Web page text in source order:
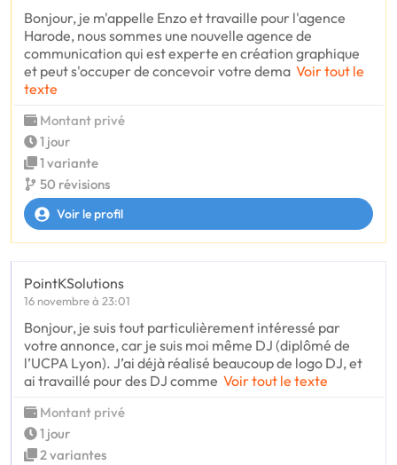
Bonjour, je m'appelle Enzo et travaille pour l'agence
Harode, nous sommes une nouvelle agence de
communication qui est experte en création graphique
et peut s'occuper de concevoir votre dema Voir tout le
texte
Montant privé
1 jour
1 variante
50 révisions
Voir le profil
PointKSolutions
16 novembre à 23:01
Bonjour, je suis tout particulièrement intéressé par
votre annonce, car je suis moi même DJ (diplômé de
l’UCPA Lyon). J’ai déjà réalisé beaucoup de logo DJ, et
ai travaillé pour des DJ comme Voir tout le texte
Montant privé
1 jour
2 variantes